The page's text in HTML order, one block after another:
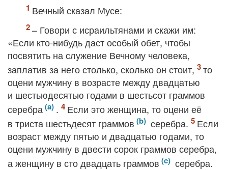
Вечный сказал Мусе:
– Говори с исраильтянами и скажи им:
«Если кто-нибудь даст особый обет, чтобы
посвятить на служение Вечному человека,
заплатив за него столько, сколько он стоит,
то
оцени мужчину в возрасте между двадцатью
и шестьюдесятью годами в шестьсот граммов
серебра
.
Если это женщина, то оцени её
в триста шестьдесят граммов
серебра.
Если
возраст между пятью и двадцатью годами, то
оцени мужчину в двести сорок граммов серебра,
а женщину в сто двадцать граммов
серебра.